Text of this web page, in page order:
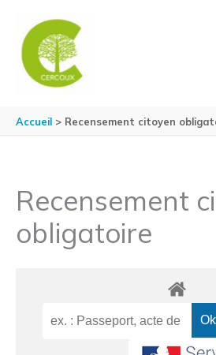
Accueil Recensement citoyen
Recensement
obligatoire